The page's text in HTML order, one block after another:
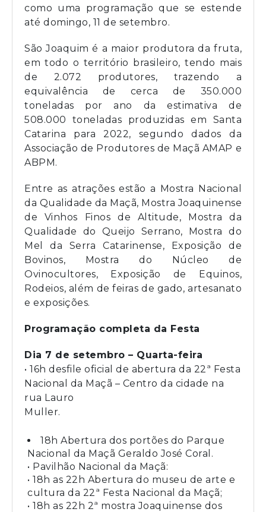
como uma programação que se estende
até domingo, 11 de setembro.
São Joaquim é a maior produtora da fruta,
em todo o território brasileiro, tendo mais
de 2.072 produtores, trazendo a
equivalência de cerca de 350.000
toneladas por ano da estimativa de
508.000 toneladas produzidas em Santa
Catarina para 2022, segundo dados da
Associação de Produtores de Maçã AMAP e
ABPM.
Entre as atrações estão a Mostra Nacional
da Qualidade da Maçã, Mostra Joaquinense
de Vinhos Finos de Altitude, Mostra da
Qualidade do Queijo Serrano, Mostra do
Mel da Serra Catarinense, Exposição de
Bovinos, Mostra do Núcleo de
Ovinocultores, Exposição de Equinos,
Rodeios, além de feiras de gado, artesanato
e exposições.
Programação completa da Festa
Dia 7 de setembro – Quarta-feira
• 16h desfile oficial de abertura da 22ª Festa
Nacional da Maçã – Centro da cidade na
rua Lauro
Muller.
18h Abertura dos portões do Parque
Nacional da Maçã Geraldo José Coral.
• Pavilhão Nacional da Maçã:
• 18h as 22h Abertura do museu de arte e
cultura da 22ª Festa Nacional da Maçã;
• 18h as 22h 2ª mostra Joaquinense dos